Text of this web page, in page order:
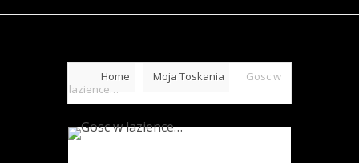
Home Moja Toskania
Gosc w
lazience…